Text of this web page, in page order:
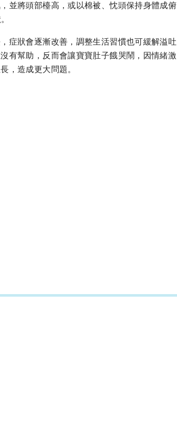
並將頭部檯高，或以棉被、忱頭保持身體成俯
症狀會逐漸改善，調整生活習慣也可緩解溢吐
有幫助，反而會讓寶寶肚子餓哭鬧，因情緒激
，造成更大問題。